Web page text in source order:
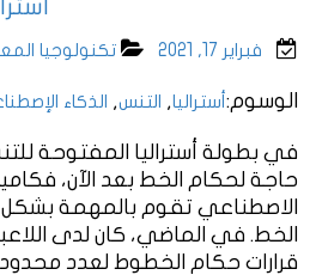
فبراير 17, 2021 تكنولوجيا
الوسوم: أستراليا, التنس, الذكاء
حاجة لحكام الخط بعد الآن،
الاصطناعي تقوم بالمهمة
الخط. في الماضي، كان لدى
قرارات حكام الخطوط لعدد محدود